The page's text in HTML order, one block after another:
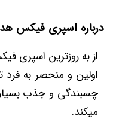
درباره اسپری فیکس
از به روزترین
اولین و منحصر به
چسبندگی و جذب بسیار
میکند.